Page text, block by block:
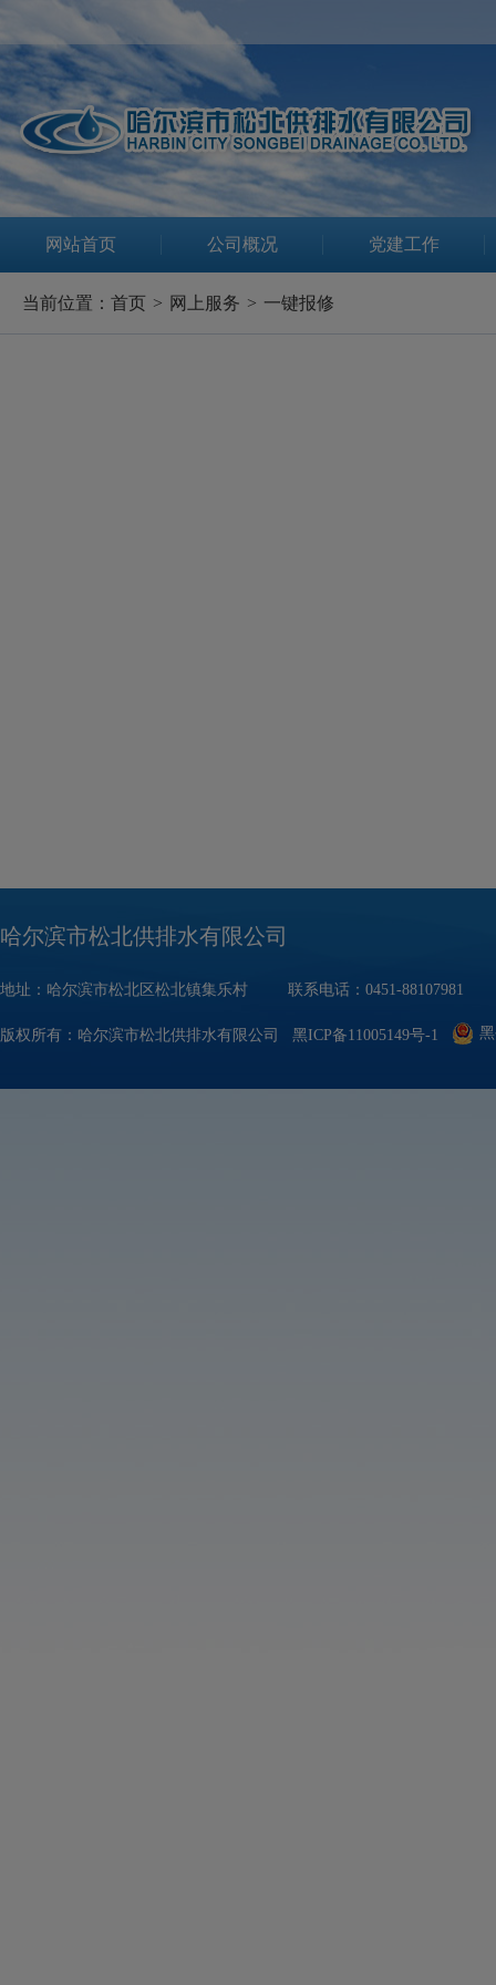
网站首页 公司概况 党建工作
当前位置： 首页 > 网上服务 > 一键报修
哈尔滨市松北供排水有限公司
地址：哈尔滨市松北区松北镇集乐村 联系电话：0451-88107981
版权所有：哈尔滨市松北供排水有限公司 黑ICP备11005149号-1